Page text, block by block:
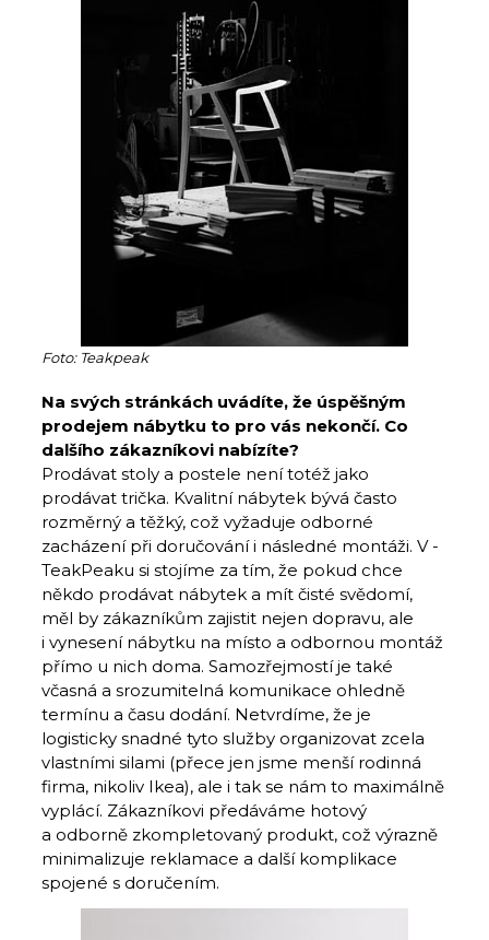
Foto: Teakpeak
Na svých stránkách uvádíte, že úspěšným
prodejem nábytku to pro vás nekončí. Co
dalšího zákazníkovi nabízíte?
Prodávat stoly a postele není totéž jako
prodávat trička. Kvalitní nábytek bývá často
rozměrný a těžký, což vyžaduje odborné
zacházení při doručování i následné montáži. V ­
TeakPeaku si stojíme za tím, že pokud chce
někdo prodávat nábytek a mít čisté svědomí,
měl by zákazníkům zajistit nejen dopravu, ale
i vynesení nábytku na místo a odbornou montáž
přímo u nich doma. Samozřejmostí je také
včasná a srozumitelná komunikace ohledně
termínu a času dodání. Netvrdíme, že je
logisticky snadné tyto služby organizovat zcela
vlastními silami (přece jen jsme menší rodinná
firma, nikoliv Ikea), ale i tak se nám to maximálně
vyplácí. Zákazníkovi předáváme hotový
a odborně zkompletovaný produkt, což výrazně
minimalizuje reklamace a další komplikace
spojené s doručením.